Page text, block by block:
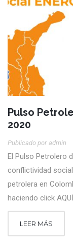
Pulso
2020
Publicado por Admin
El Pulso Petrolero
conflictividad
petrolera en
haciendo click
LEER MÁS